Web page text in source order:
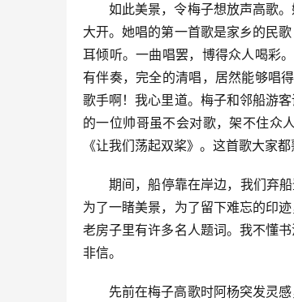
如此美景，令梅子想放声高歌
大开。她唱的第一首歌是家乡的民
耳倾听。一曲唱罢，博得众人喝彩
有伴奏，完全的清唱，居然能够唱
歌手啊！我心里道。梅子和邻船游
的一位帅哥虽不会对歌，架不住众
《让我们荡起双桨》。这首歌大家
期间，船停靠在岸边，我们弃
为了一睹美景，为了留下难忘的印
老房子里有许多名人题词。我不懂
非信。
先前在梅子高歌时阿杨突发灵